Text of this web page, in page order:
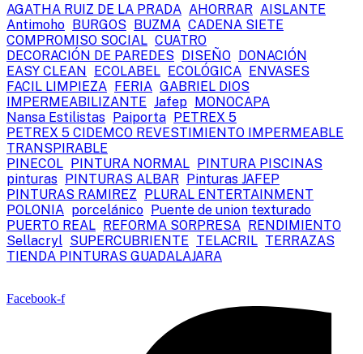
AGATHA RUIZ DE LA PRADA AHORRAR AISLANTE
Antimoho BURGOS BUZMA CADENA SIETE
COMPROMISO SOCIAL CUATRO
DECORACIÓN DE PAREDES DISEÑO DONACIÓN
EASY CLEAN ECOLABEL ECOLÓGICA ENVASES
FACIL LIMPIEZA FERIA GABRIEL DIOS
IMPERMEABILIZANTE Jafep MONOCAPA
Nansa Estilistas Paiporta PETREX 5
PETREX 5 CIDEMCO REVESTIMIENTO IMPERMEABLE
TRANSPIRABLE
PINECOL PINTURA NORMAL PINTURA PISCINAS
pinturas PINTURAS ALBAR Pinturas JAFEP
PINTURAS RAMIREZ PLURAL ENTERTAINMENT
POLONIA porcelánico Puente de union texturado
PUERTO REAL REFORMA SORPRESA RENDIMIENTO
Sellacryl SUPERCUBRIENTE TELACRIL TERRAZAS
TIENDA PINTURAS GUADALAJARA
Facebook-f